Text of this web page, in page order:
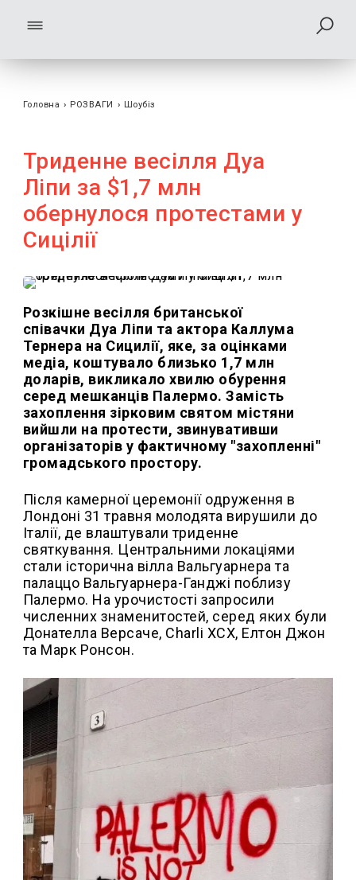
Головна › РОЗВАГИ › Шоубiз
Триденне весілля Дуа
Ліпи за $1,7 млн
обернулося протестами у
Сицілії
Розкішне весілля британської
співачки Дуа Ліпи та актора Каллума
Тернера на Сицилії, яке, за оцінками
медіа, коштувало близько 1,7 млн
доларів, викликало хвилю обурення
серед мешканців Палермо. Замість
захоплення зірковим святом містяни
вийшли на протести, звинувативши
організаторів у фактичному "захопленні"
громадського простору.
Після камерної церемонії одруження в
Лондоні 31 травня молодята вирушили до
Італії, де влаштували триденне
святкування. Центральними локаціями
стали історична вілла Вальгуарнера та
палаццо Вальгуарнера-Ганджі поблизу
Палермо. На урочистості запросили
численних знаменитостей, серед яких були
Донателла Версаче, Charli XCX, Елтон Джон
та Марк Ронсон.